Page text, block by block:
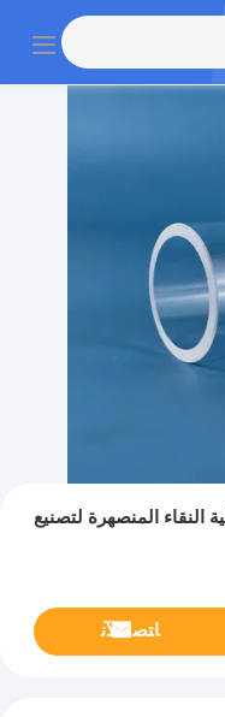
النقاء المنصهرة لتصنيع
ﺎﺘﺼﻟ ﺍﻶﻧ